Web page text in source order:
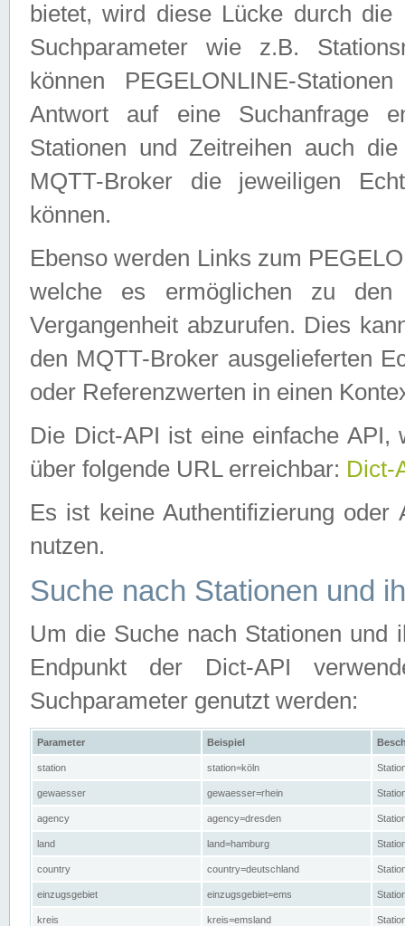
bietet, wird diese Lücke durch die
Suchparameter wie z.B.
können PEGELONLINE-
Antwort auf eine Suchanfrage
Stationen und Zeitreihen auch
MQTT-Broker die jeweiligen
können.
Ebenso werden Links zum
welche es ermöglichen zu den
Vergangenheit abzurufen. Dies
den MQTT-Broker ausgelieferten
oder Referenzwerten in einen
Die Dict-API ist eine einfache API,
über folgende URL erreichbar: Dict-
Es ist keine Authentifizierung
nutzen.
Suche nach Stationen und
Um die Suche nach Stationen und
Endpunkt der Dict-API
Suchparameter genutzt werden:
Parameter Beispiel
station station=köln
gewaesser gewaesser=rhein
agency agency=dresden
land land=hamburg
country country=deutschland
einzugsgebiet einzugsgebiet=ems
kreis kreis=emsland